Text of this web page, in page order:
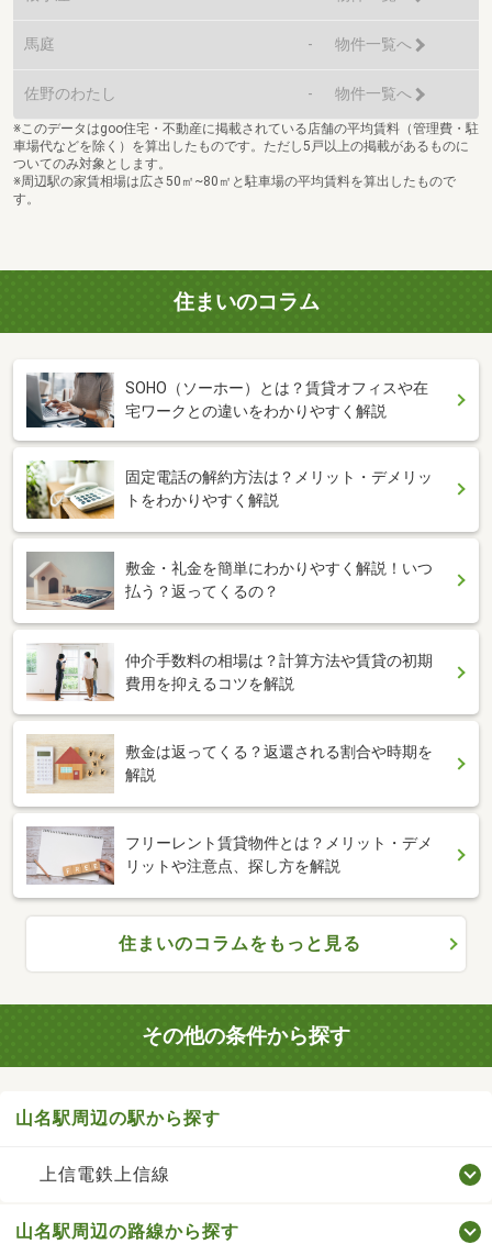
馬庭 - 物件一覧へ
佐野のわたし - 物件一覧へ
※このデータはgoo住宅・不動産に掲載されている店舗の平均賃料（管理費・駐
車場代などを除く）を算出したものです。ただし5戸以上の掲載があるものに
ついてのみ対象とします。
※周辺駅の家賃相場は広さ50㎡~80㎡と駐車場の平均賃料を算出したもので
す。
住まいのコラム
SOHO（ソーホー）とは？賃貸オフィスや在
宅ワークとの違いをわかりやすく解説
固定電話の解約方法は？メリット・デメリッ
トをわかりやすく解説
敷金・礼金を簡単にわかりやすく解説！いつ
払う？返ってくるの？
仲介手数料の相場は？計算方法や賃貸の初期
費用を抑えるコツを解説
敷金は返ってくる？返還される割合や時期を
解説
フリーレント賃貸物件とは？メリット・デメ
リットや注意点、探し方を解説
住まいのコラムをもっと見る
その他の条件から探す
山名駅周辺の駅から探す
上信電鉄上信線
山名駅周辺の路線から探す